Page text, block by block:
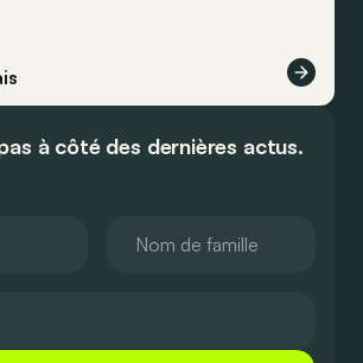
à côté des dernières actus.